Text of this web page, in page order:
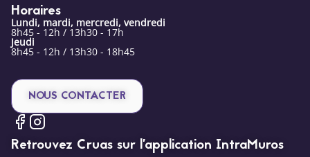
Horaires
Lundi, mardi, mercredi, vendredi
8h45 - 12h / 13h30 - 17h
Jeudi
8h45 - 12h / 13h30 - 18h45
NOUS CONTACTER
Retrouvez Cruas sur l’application IntraMuros